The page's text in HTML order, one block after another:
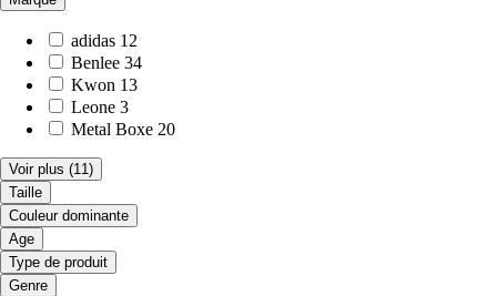
adidas 12
Benlee 34
Kwon 13
Leone 3
Metal Boxe 20
Voir plus (11)
Taille
Couleur dominante
Age
Type de produit
Genre